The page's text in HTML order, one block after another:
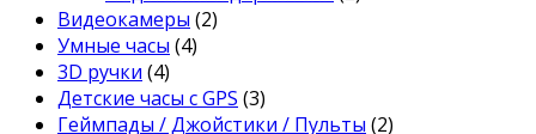
Видеокамеры (2)
Умные часы (4)
3D ручки (4)
Детские часы с GPS (3)
Геймпады / Джойстики / Пульты (2)